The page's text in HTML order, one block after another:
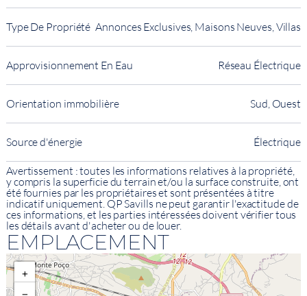
Type De Propriété Annonces Exclusives, Maisons Neuves, Villas
Approvisionnement En Eau Réseau Électrique
Orientation immobilière Sud, Ouest
Source d'énergie Électrique
Avertissement : toutes les informations relatives à la propriété,
y compris la superficie du terrain et/ou la surface construite, ont
été fournies par les propriétaires et sont présentées à titre
indicatif uniquement. QP Savills ne peut garantir l'exactitude de
ces informations, et les parties intéressées doivent vérifier tous
les détails avant d'acheter ou de louer.
EMPLACEMENT
+